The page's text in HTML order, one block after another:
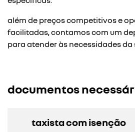
além de preços competitivos e
facilitadas, contamos com um
para atender às necessidades
documentos
taxista com isenção